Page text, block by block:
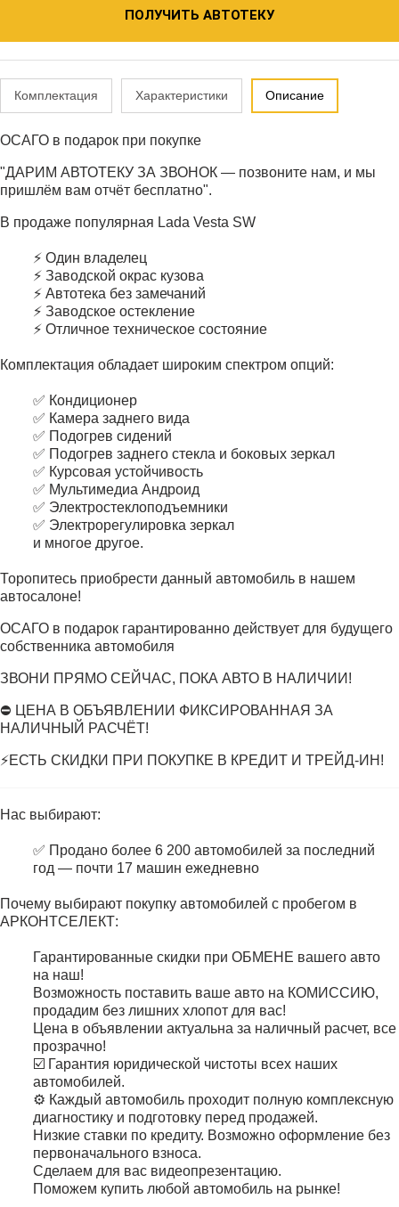
ПОЛУЧИТЬ АВТОТЕКУ
Комплектация Характеристики Описание
ОСАГО в подарок при покупке
"ДАРИМ АВТОТЕКУ ЗА ЗВОНОК — позвоните нам, и мы
пришлём вам отчёт бесплатно".
В продаже популярная Lada Vesta SW
⚡ Один владелец
⚡ Заводской окрас кузова
⚡ Автотека без замечаний
⚡ Заводское остекление
⚡ Отличное техническое состояние
Комплектация обладает широким спектром опций:
✅ Кондиционер
✅ Камера заднего вида
✅ Подогрев сидений
✅ Подогрев заднего стекла и боковых зеркал
✅ Курсовая устойчивость
✅ Мультимедиа Андроид
✅ Электростеклоподъемники
✅ Электрорегулировка зеркал
и многое другое.
Торопитесь приобрести данный автомобиль в нашем
автосалоне!
ОСАГО в подарок гарантированно действует для будущего
собственника автомобиля
ЗВОНИ ПРЯМО СЕЙЧАС, ПОКА АВТО В НАЛИЧИИ!
⛔ ЦЕНА В ОБЪЯВЛЕНИИ ФИКСИРОВАННАЯ ЗА
НАЛИЧНЫЙ РАСЧЁТ!
⚡ЕСТЬ СКИДКИ ПРИ ПОКУПКЕ В КРЕДИТ И ТРЕЙД-ИН!
Нас выбирают:
✅ Продано более 6 200 автомобилей за последний
год — почти 17 машин ежедневно
Почему выбирают покупку автомобилей с пробегом в
АРКОНТСЕЛЕКТ:
Гарантированные скидки при ОБМЕНЕ вашего авто
на наш!
Возможность поставить ваше авто на КОМИССИЮ,
продадим без лишних хлопот для вас!
Цена в объявлении актуальна за наличный расчет, все
прозрачно!
☑️ Гарантия юридической чистоты всех наших
автомобилей.
⚙️ Каждый автомобиль проходит полную комплексную
диагностику и подготовку перед продажей.
Низкие ставки по кредиту. Возможно оформление без
первоначального взноса.
Сделаем для вас видеопрезентацию.
Поможем купить любой автомобиль на рынке!